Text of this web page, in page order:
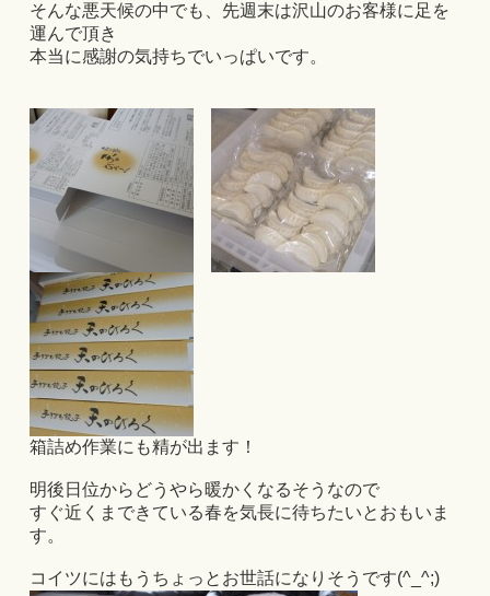
そんな悪天候の中でも、先週末は沢山のお客様に足を
運んで頂き
本当に感謝の気持ちでいっぱいです。
箱詰め作業にも精が出ます！
明後日位からどうやら暖かくなるそうなので
すぐ近くまできている春を気長に待ちたいとおもいま
す。
コイツにはもうちょっとお世話になりそうです(^_^;)